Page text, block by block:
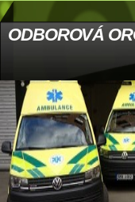
ODBOROVÁ